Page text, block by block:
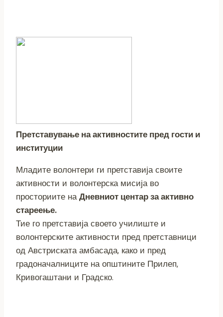
Претставување на активностите пред гости и
институции
Младите волонтери ги претставија своите
активности и волонтерска мисија во
просториите наДневниот центар за активно
стареење.
Тие го претставија своето училиште и
волонтерските активности пред претставници
од Австриската амбасада, како и пред
градоначалниците на општините Прилеп,
Кривогаштани и Градско.